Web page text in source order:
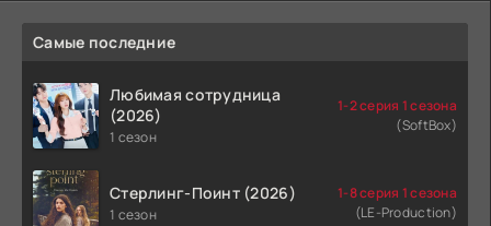
Самые последние
Любимая сотрудница
(2026)
1 сезон
1-2 серия 1 сезона
(SoftBox)
Стерлинг-Поинт (2026)
1 сезон
1-8 серия 1 сезона
(LE-Production)